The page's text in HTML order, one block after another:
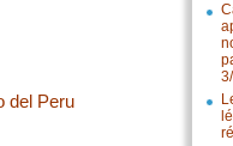
del Peru